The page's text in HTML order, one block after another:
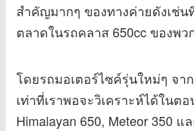
สำคัญมากๆ ของทางค่ายดังเช่น
ตลาดในรถคลาส 650cc ของพว
โดยรถมอเตอร์ไซค์รุ่นใหม่ๆ จา
เท่าที่เราพอจะวิเคราะห์ได้ในต
Himalayan 650, Meteor 350 แ